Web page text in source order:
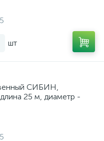
шт
СИБИН,
25 м, диаметр -